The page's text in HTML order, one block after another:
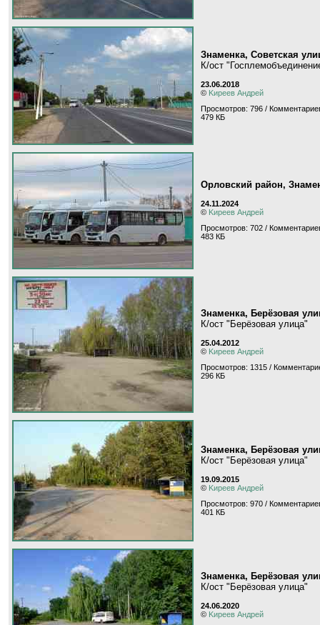
Знаменка, Советская
К/ост
23.06.2018
© Kиpeeв Aндpeй
Просмотров: 796 /
479 КБ
Орловский район,
24.11.2024
© Kиpeeв Aндpeй
Просмотров: 702 /
483 КБ
Знаменка, Берёзовая
К/ост "Берёзовая улица"
25.04.2012
© Kиpeeв Aндpeй
Просмотров: 1315 /
296 КБ
Знаменка, Берёзовая
К/ост "Берёзовая улица"
19.09.2015
© Kиpeeв Aндpeй
Просмотров: 970 /
401 КБ
Знаменка, Берёзовая
К/ост "Берёзовая улица"
24.06.2020
© Kиpeeв Aндpeй